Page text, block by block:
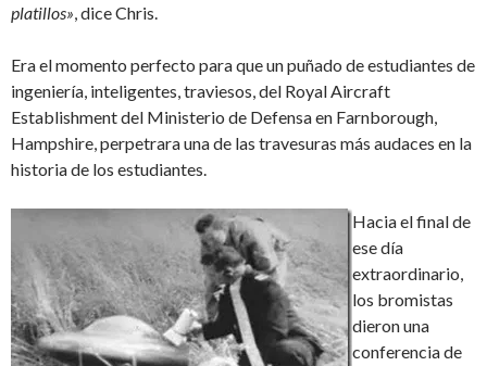
platillos», dice Chris.
Era el momento perfecto para que un puñado de estudiantes de
ingeniería, inteligentes, traviesos, del Royal Aircraft
Establishment del Ministerio de Defensa en Farnborough,
Hampshire, perpetrara una de las travesuras más audaces en la
historia de los estudiantes.
Hacia el final de
ese día
extraordinario,
los bromistas
dieron una
conferencia de